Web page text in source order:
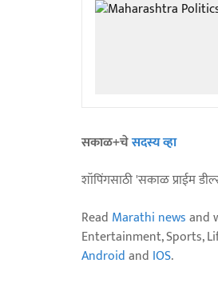
सकाळ+चेसदस्य व्हा
शॉपिंगसाठी 'सकाळ प्राईम
Read Marathi newsand
Entertainment, Sports,
Androidand IOS.